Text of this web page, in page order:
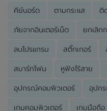
คีย์บอร์ด ตามกระแส ติ
ภัยจากอินเตอร์เน็ต ยกเลิก
ลบโปรแกรม สติ๊กเกอร์
สมาร์ทโฟน หูฟังไร้สาย
อุปกรณ์คอมพิวเตอร์ อุปก
เกมคอมพิวเตอร์ เกมมือถือ